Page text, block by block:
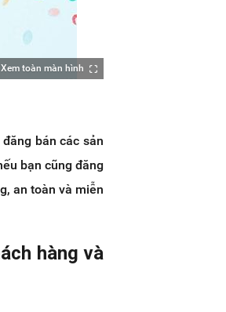
Xem toàn màn hình
bán các sản
bạn cũng đăng
an toàn và miễn
hàng và